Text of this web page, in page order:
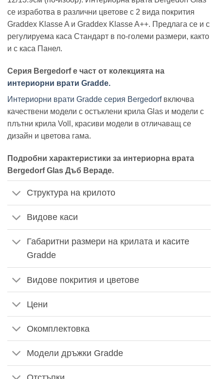
се изработва в различни цветове с 2 вида покрития
Graddex Klasse A и Graddex Klasse A++. Предлага се и с
регулируема каса Стандарт в по-големи размери, както
и с каса Панел.
Серия Bergedorf е част от колекцията на
интериорни врати Gradde.
Интериорни врати Gradde серия Bergedorfвключва
качествени модели с остъклени крила Glas и модели с
плътни крила Voll, красиви модели в отличаващ се
дизайн и цветова гама.
Подробни характеристики за интериорна врата
Bergedorf Glas Дъб Вераде.
Структура на крилото
Видове каси
Габаритни размери на крилата и касите
Gradde
Видове покрития и цветове
Цени
Окомплектовка
Модели дръжки Gradde